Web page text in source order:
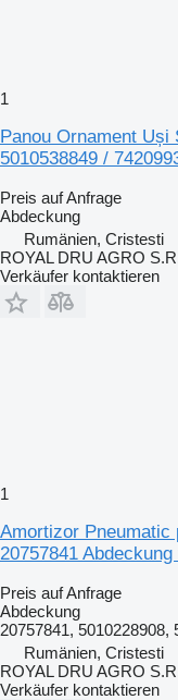
1
Panou Ornament Uși
5010538849 /
Preis auf Anfrage
Abdeckung
Rumänien, Cristesti
ROYAL DRU AGRO
Verkäufer kontaktieren
1
Amortizor Pneumatic
20757841
Preis auf Anfrage
Abdeckung
20757841, 5010228908,
Rumänien, Cristesti
ROYAL DRU AGRO
Verkäufer kontaktieren